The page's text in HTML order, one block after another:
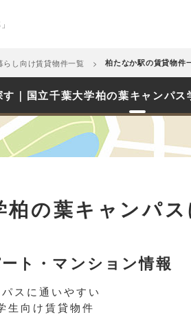
らし向け賃貸物件一覧 柏たなか駅の賃貸物件
｜国立千葉大学柏の葉キャンパ
の葉キャンパ
ト・マンション情報
スに通いやすい
生向け賃貸物件